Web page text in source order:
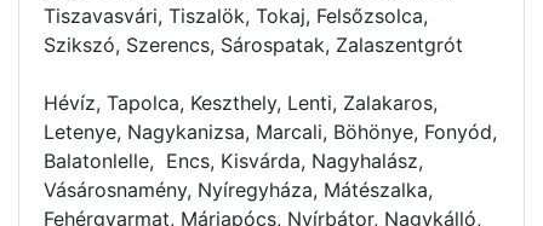
Tiszavasvári, Tiszalök, Tokaj, Felsőzsolca,
Szikszó, Szerencs, Sárospatak, Zalaszentgrót
Hévíz, Tapolca, Keszthely, Lenti, Zalakaros,
Letenye, Nagykanizsa, Marcali, Böhönye, Fonyód,
Balatonlelle, Encs, Kisvárda, Nagyhalász,
Vásárosnamény, Nyíregyháza, Mátészalka,
Fehérgyarmat, Máriapócs, Nyírbátor, Nagykálló,